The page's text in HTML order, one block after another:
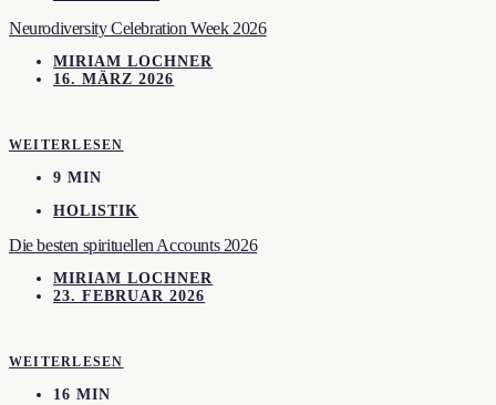
Neurodiversity Celebration Week 2026
MIRIAM LOCHNER
16. MÄRZ 2026
WEITERLESEN
9 MIN
HOLISTIK
Die besten spirituellen Accounts 2026
MIRIAM LOCHNER
23. FEBRUAR 2026
WEITERLESEN
16 MIN